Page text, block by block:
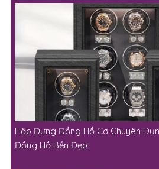
Hộp Đựng Đồng Hồ Cơ Chuyên
Đồng Hồ Bền Đẹp